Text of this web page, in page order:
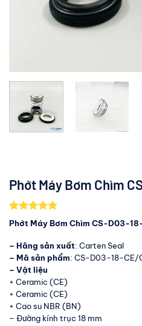
Phớt Máy Bơm Chìm
5.00trên 5
dựa trên
2
Phớt Máy Bơm Chìm CS-D03-
– Hãng sản xuất: Carten Seal
– Mã sản phẩm: CS-D03-18-CE/
– Vật liệu
+ Ceramic (CE)
+ Ceramic (CE)
+ Cao su NBR (BN)
– Đường kính trục 18 mm